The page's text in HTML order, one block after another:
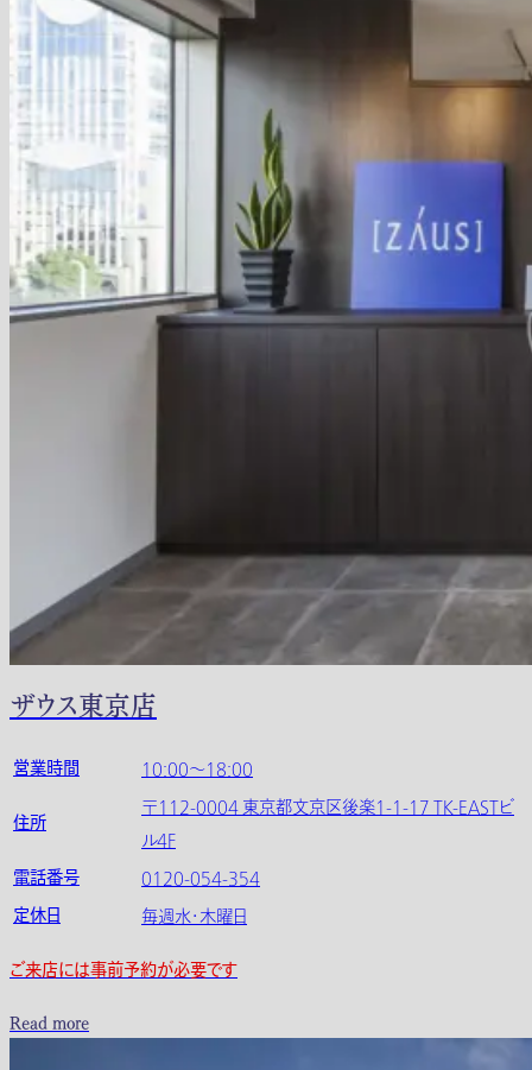
ザウス東京店
営業時間 10:00～18:00
住所
〒112-0004 東京都文京区後楽1-1-17 TK-EASTビ
ル4F
電話番号 0120-054-354
定休日 毎週水・木曜日
ご来店には事前予約が必要です
Read more